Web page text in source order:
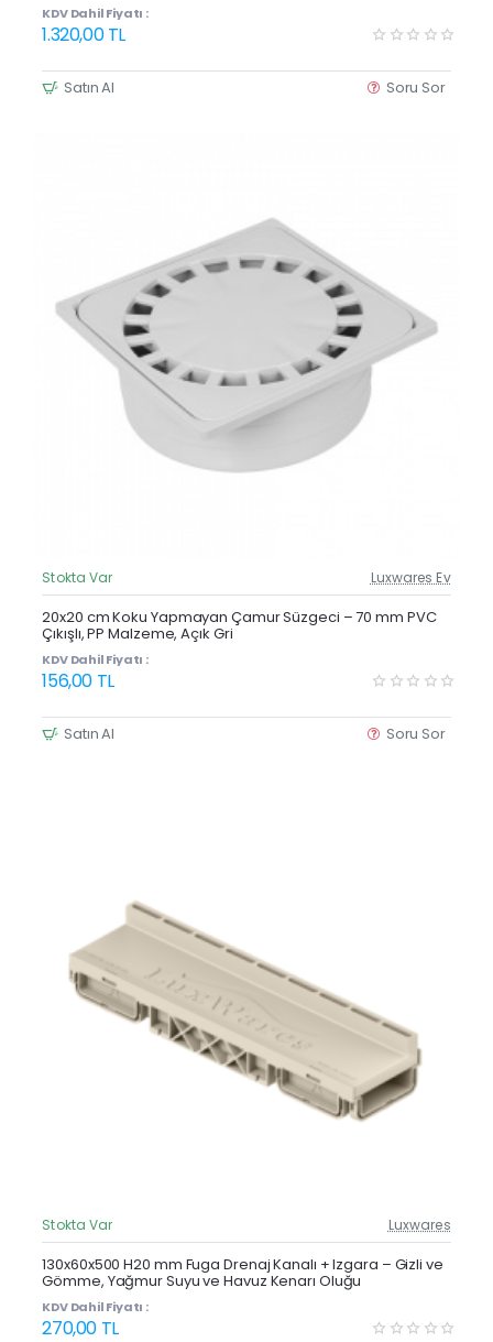
KDV Dahil Fiyatı :
1.320,00 TL
Satın Al Soru Sor
Güncel Fiyat
Yeni Ürün
Stokta Var Luxwares Ev
20x20 cm Koku Yapmayan Çamur Süzgeci – 70 mm PVC
Çıkışlı, PP Malzeme, Açık Gri
KDV Dahil Fiyatı :
156,00 TL
Satın Al Soru Sor
Güncel Fiyat
Yeni Ürün
Stokta Var Luxwares
130x60x500 H20 mm Fuga Drenaj Kanalı + Izgara – Gizli ve
Gömme, Yağmur Suyu ve Havuz Kenarı Oluğu
KDV Dahil Fiyatı :
270,00 TL